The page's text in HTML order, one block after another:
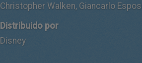
Christopher Walken, Giancarlo
Distribuido por
Disney